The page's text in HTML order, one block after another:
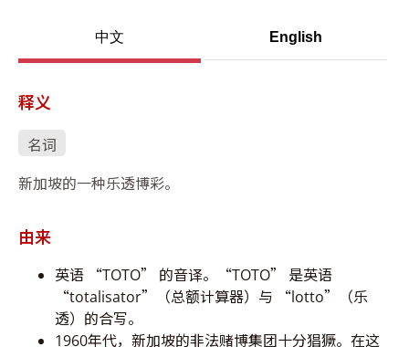
中文 English
释义
名词
新加坡的一种乐透博彩。
由来
英语 “TOTO” 的音译。“TOTO” 是英语
“totalisator”（总额计算器）与 “lotto”（乐
透）的合写。
1960年代，新加坡的非法赌博集团十分猖獗。在这